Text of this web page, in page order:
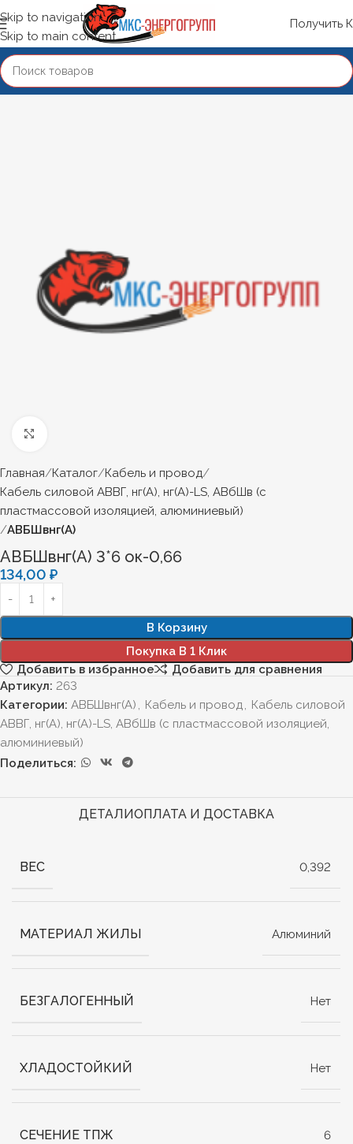
Skip to navigation
Skip to main content
Получить
Главная Каталог Кабель и провод
Кабель силовой АВВГ, нг(А), нг(А)-LS, АВбШв (с
пластмассовой изоляцией, алюминиевый)
АВБШвнг(А)
АВБШвнг(А) 3*6 ок-0,66
134,00 ₽
В Корзину
Покупка В 1 Клик
Добавить в избранное
Добавить для сравнения
Артикул: 263
Категории: АВБШвнг(А) , Кабель и провод, Кабель силовой
АВВГ, нг(А), нг(А)-LS, АВбШв (с пластмассовой изоляцией,
алюминиевый)
Поделиться:
ДЕТАЛИОПЛАТА И ДОСТАВКА
ВЕС 0,392
МАТЕРИАЛ ЖИЛЫ Алюминий
БЕЗГАЛОГЕННЫЙ Нет
ХЛАДОСТОЙКИЙ Нет
СЕЧЕНИЕ ТПЖ 6